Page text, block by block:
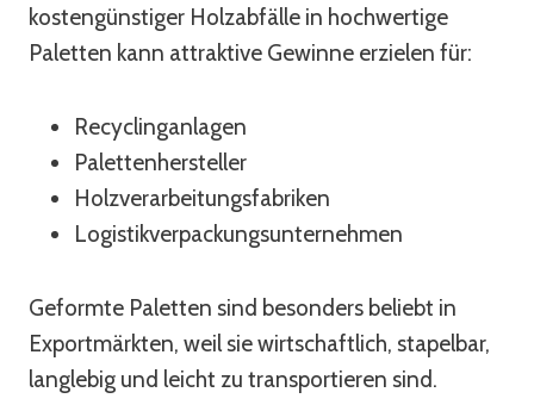
kostengünstiger Holzabfälle in hochwertige
Paletten kann attraktive Gewinne erzielen für:
Recyclinganlagen
Palettenhersteller
Holzverarbeitungsfabriken
Logistikverpackungsunternehmen
Geformte Paletten sind besonders beliebt in
Exportmärkten, weil sie wirtschaftlich, stapelbar,
langlebig und leicht zu transportieren sind.